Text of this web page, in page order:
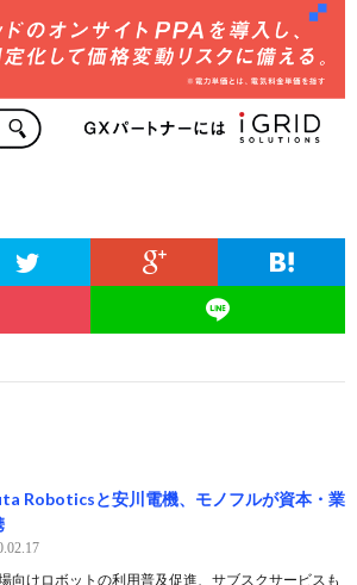
Roboticsと安川電機、モノフルが資本・業
向けロボットの利用普及促進、サブスクサービスも